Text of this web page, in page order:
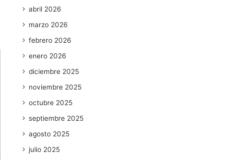
abril 2026
marzo 2026
febrero 2026
enero 2026
diciembre 2025
noviembre 2025
octubre 2025
septiembre 2025
agosto 2025
julio 2025